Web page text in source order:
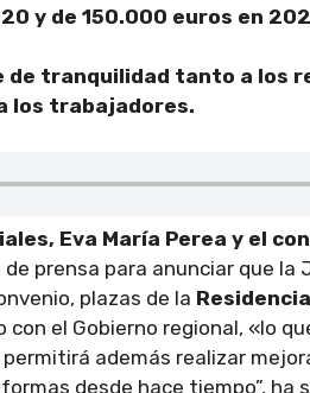
y de 150.000 euros en
de tranquilidad tanto a los
los trabajadores.
Eva María Perea y el
prensa para anunciar que la
plazas de la
con el Gobierno regional, «lo
además realizar
desde hace tiempo”, ha